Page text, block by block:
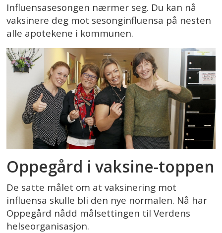
Influensasesongen nærmer seg. Du kan nå
vaksinere deg mot sesonginfluensa på nesten
alle apotekene i kommunen.
Oppegård i vaksine-toppen
De satte målet om at vaksinering mot
influensa skulle bli den nye normalen. Nå har
Oppegård nådd målsettingen til Verdens
helseorganisasjon.